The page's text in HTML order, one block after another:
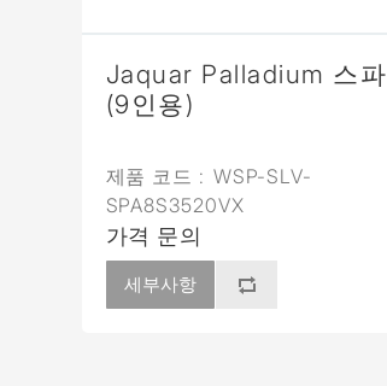
Jaquar Palladium 스파
(9인용)
제품 코드 : WSP-SLV-
SPA8S3520VX
가격 문의
세부사항